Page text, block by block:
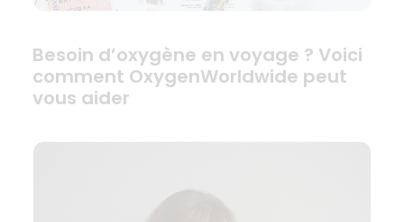
Besoin d’oxygène en voyage ? Voici
comment OxygenWorldwide peut
vous aider